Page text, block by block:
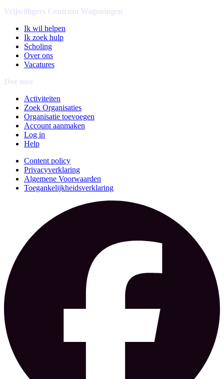
Vrijwilligers Centrum Wageningen
Ik wil helpen
Ik zoek hulp
Scholing
Over ons
Vacatures
Doe mee
Activiteiten
Zoek Organisaties
Organisatie toevoegen
Account aanmaken
Log in
Help
Content policy
Privacyverklaring
Algemene Voorwaarden
Toegankelijkheidsverklaring